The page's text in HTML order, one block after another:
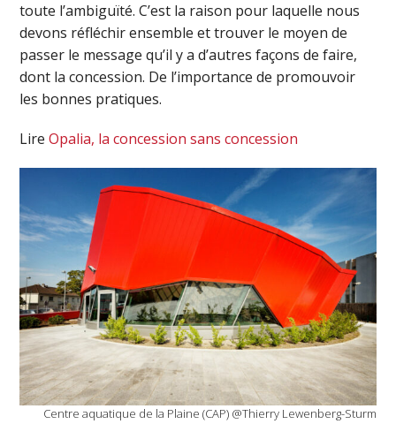
toute l’ambiguïté. C’est la raison pour laquelle nous
devons réfléchir ensemble et trouver le moyen de
passer le message qu’il y a d’autres façons de faire,
dont la concession. De l’importance de promouvoir
les bonnes pratiques.
LireOpalia, la concession sans concession
Centre aquatique de la Plaine (CAP) @Thierry Lewenberg-Sturm